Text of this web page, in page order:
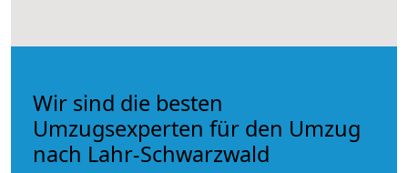
Wir sind die besten
Umzugsexperten für den Umzug
nach Lahr-Schwarzwald